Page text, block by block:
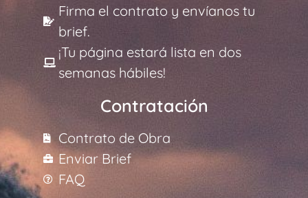
Firma el contrato y envíanos tu
brief.
¡Tu página estará lista en dos
semanas hábiles!
Contratación
Contrato de Obra
Enviar Brief
FAQ